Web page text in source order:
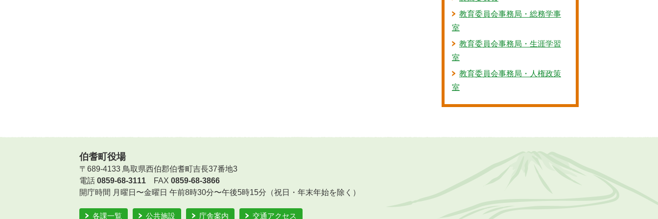
教育委員会事務局・総務学事
室
教育委員会事務局・生涯学習
室
教育委員会事務局・人権政策
室
伯耆町役場
〒689-4133 鳥取県西伯郡伯耆町吉長37番地3
電話 0859-68-3111 FAX 0859-68-3866
開庁時間 月曜日〜金曜日 午前8時30分〜午後5時15分（祝日・年末年始を除く）
各課一覧 公共施設 庁舎案内 交通アクセス